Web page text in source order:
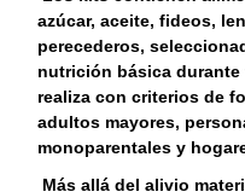
azúcar, aceite, fideos,
perecederos,
nutrición básica
realiza con criterios de
adultos mayores,
monoparentales y
Más allá del alivio